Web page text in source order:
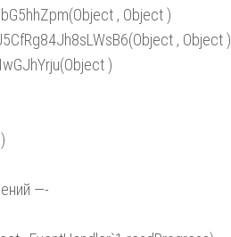
, Object )
, Object )
)
—-